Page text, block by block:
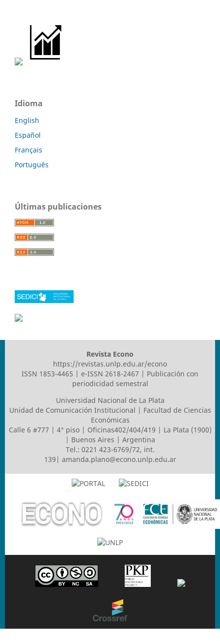
Idioma
English
Español
Français
Português
Últimas publicaciones
Revista Econo
https://revistas.unlp.edu.ar/econo
ISSN 1853-4465 | e-ISSN 2618-2467 | Publicación con
periodicidad semestral
Universidad Nacional de La Plata
Unidad de Comunicación Institucional | Facultad de Ciencias
Económicas
Calle 6 #777 | 4° piso | Oficinas402/404/419 | La Plata (1900)
| Buenos Aires | Argentina
Tel.: 0221 423-6769/72, int.
139| amanda.plano@econo.unlp.edu.ar